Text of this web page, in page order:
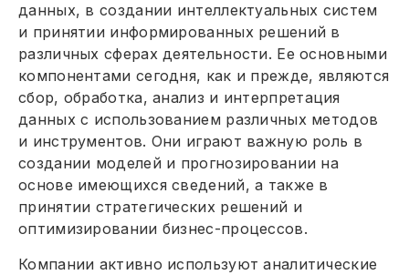
данных, в создании интеллектуальных систем
и принятии информированных решений в
различных сферах деятельности. Ее основными
компонентами сегодня, как и прежде, являются
сбор, обработка, анализ и интерпретация
данных с использованием различных методов
и инструментов. Они играют важную роль в
создании моделей и прогнозировании на
основе имеющихся сведений, а также в
принятии стратегических решений и
оптимизировании бизнес-процессов.
Компании активно используют аналитические